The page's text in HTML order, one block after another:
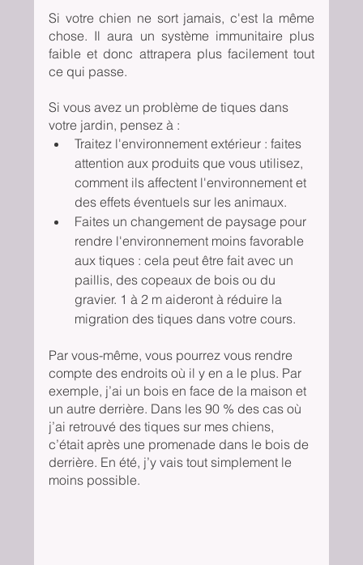
Si votre chien ne sort jamais, c'est la même
chose. Il aura un système immunitaire plus
faible et donc attrapera plus facilement tout
ce qui passe.
Si vous avez un problème de tiques dans
votre jardin, pensez à :
Traitez l'environnement extérieur : faites
attention aux produits que vous utilisez,
comment ils affectent l'environnement et
des effets éventuels sur les animaux.
Faites un changement de paysage pour
rendre l'environnement moins favorable
aux tiques : cela peut être fait avec un
paillis, des copeaux de bois ou du
gravier. 1 à 2 m aideront à réduire la
migration des tiques dans votre cours.
Par vous-même, vous pourrez vous rendre
compte des endroits où il y en a le plus. Par
exemple, j’ai un bois en face de la maison et
un autre derrière. Dans les 90 % des cas où
j’ai retrouvé des tiques sur mes chiens,
c’était après une promenade dans le bois de
derrière. En été, j’y vais tout simplement le
moins possible.